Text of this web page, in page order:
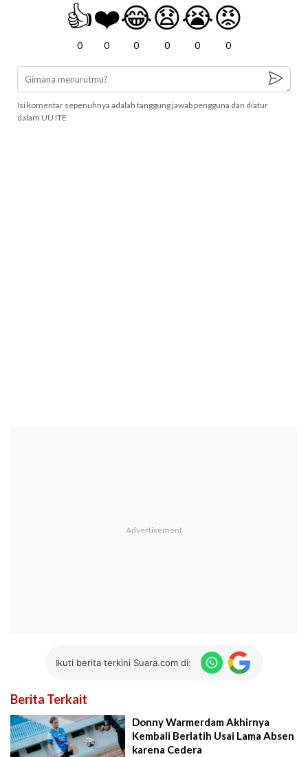
👍
0
❤️
0
😂
0
😧
0
😭
0
😡
0
Isi komentar sepenuhnya adalah tanggung jawab pengguna dan diatur
dalam UU ITE
Ikuti berita terkini Suara.com di:
Berita Terkait
Donny Warmerdam Akhirnya
Kembali Berlatih Usai Lama Absen
karena Cedera